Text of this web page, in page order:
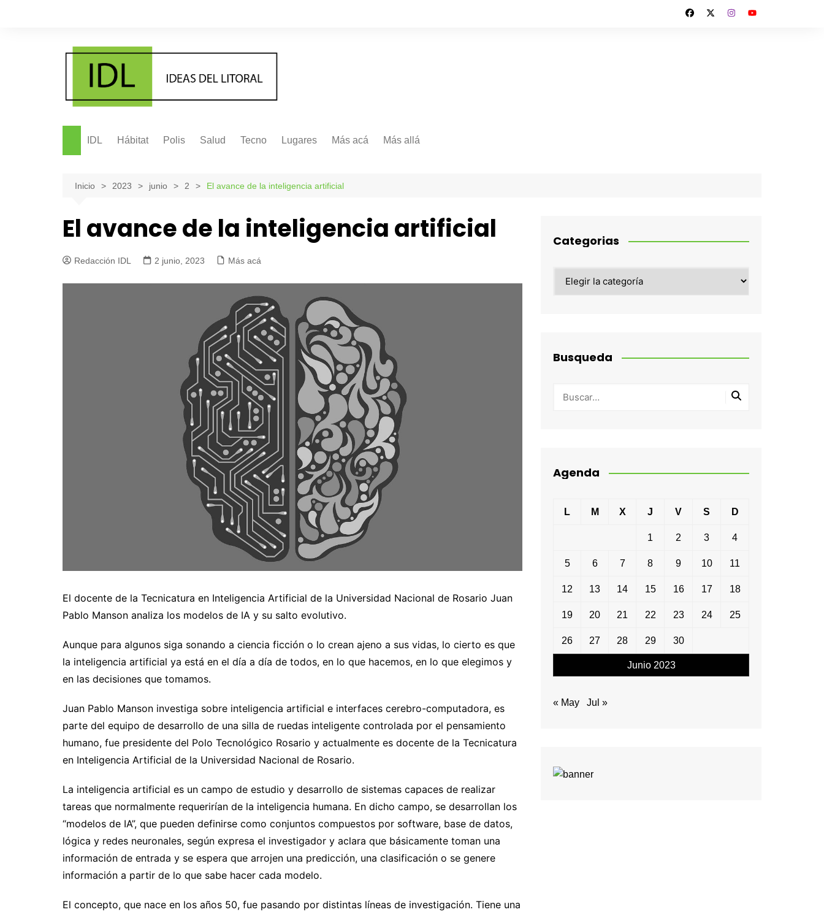
IDL Hábitat Polis Salud Tecno Lugares Más acá Más allá
Inicio 2023 junio 2 El avance de la inteligencia artificial
El avance de la inteligencia artificial
Redacción IDL 2 junio, 2023 Más acá
El docente de la Tecnicatura en Inteligencia Artificial de la Universidad Nacional de Rosario Juan
Pablo Manson analiza los modelos de IA y su salto evolutivo.
Aunque para algunos siga sonando a ciencia ficción o lo crean ajeno a sus vidas, lo cierto es que
la inteligencia artificial ya está en el día a día de todos, en lo que hacemos, en lo que elegimos y
en las decisiones que tomamos.
Juan Pablo Manson investiga sobre inteligencia artificial e interfaces cerebro-computadora, es
parte del equipo de desarrollo de una silla de ruedas inteligente controlada por el pensamiento
humano, fue presidente del Polo Tecnológico Rosario y actualmente es docente de la Tecnicatura
en Inteligencia Artificial de la Universidad Nacional de Rosario.
La inteligencia artificial es un campo de estudio y desarrollo de sistemas capaces de realizar
tareas que normalmente requerirían de la inteligencia humana. En dicho campo, se desarrollan los
“modelos de IA”, que pueden definirse como conjuntos compuestos por software, base de datos,
lógica y redes neuronales, según expresa el investigador y aclara que básicamente toman una
información de entrada y se espera que arrojen una predicción, una clasificación o se genere
información a partir de lo que sabe hacer cada modelo.
El concepto, que nace en los años 50, fue pasando por distintas líneas de investigación. Tiene una
Categorias
Busqueda
Agenda
Junio 2023
L M X J V S D
1 2 3 4
5 6 7 8 9 10 11
12 13 14 15 16 17 18
19 20 21 22 23 24 25
26 27 28 29 30
« May Jul »